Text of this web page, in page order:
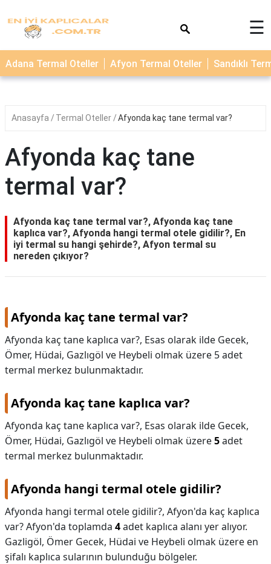
TERMAL
OTELLER
☰
Adana Termal Oteller Afyon Termal Oteller Sandıklı
Anasayfa Termal Oteller Afyonda kaç tane termal var?
Afyonda kaç tane
termal var?
Afyonda kaç tane termal var?, Afyonda kaç tane
kaplıca var?, Afyonda hangi termal otele gidilir?, En
iyi termal su hangi şehirde?, Afyon termal su
nereden çıkıyor?
Afyonda kaç tane termal var?
Afyonda kaç tane kaplıca var?, Esas olarak ilde Gecek,
Ömer, Hüdai, Gazlıgöl ve Heybeli olmak üzere 5 adet
termal merkez bulunmaktadır.
Afyonda kaç tane kaplıca var?
Afyonda kaç tane kaplıca var?, Esas olarak ilde Gecek,
Ömer, Hüdai, Gazlıgöl ve Heybeli olmak üzere5adet
termal merkez bulunmaktadır.
Afyonda hangi termal otele gidilir?
Afyonda hangi termal otele gidilir?, Afyon'da kaç kaplıca
var? Afyon'da toplamda 4adet kaplıca alanı yer alıyor.
Gazligöl, Ömer Gecek, Hüdai ve Heybeli olmak üzere en
şifalı kaplıca sularının bulunduğu bölgeler.